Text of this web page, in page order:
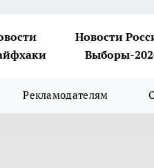
Новости
Выборы-
Рекламодателям